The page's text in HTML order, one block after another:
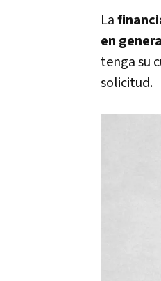
La
en
tenga su
solicitud.